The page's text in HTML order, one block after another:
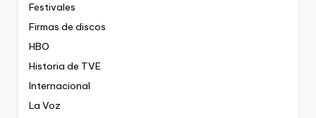
Festivales
Firmas de discos
HBO
Historia de TVE
Internacional
La Voz